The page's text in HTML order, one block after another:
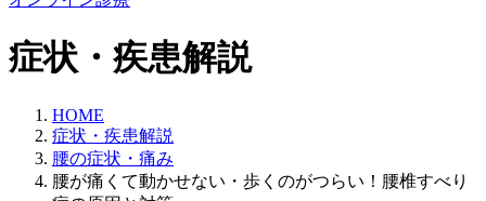
症状・疾患解説
HOME
症状・疾患解説
腰の症状・痛み
腰が痛くて動かせない・歩くのがつらい！腰椎すべり